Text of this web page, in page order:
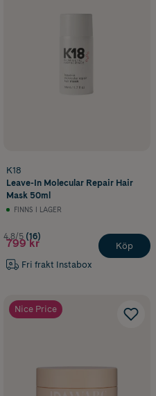
K18
Leave-In Molecular Repair Hair
Mask 50ml
FINNS I LAGER
4.8/5 (16)
799 kr
Fri frakt Instabox
Köp
Nice Price